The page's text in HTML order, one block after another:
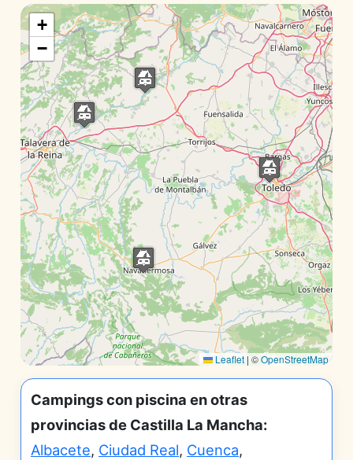
+
−
Leaflet | ©OpenStreetMap
Campings con piscina en otras
provincias de Castilla La Mancha:
Albacete, Ciudad Real, Cuenca,